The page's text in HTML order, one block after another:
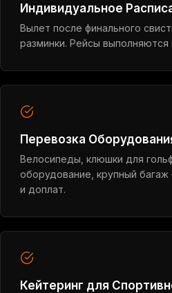
Индивидуальное
Вылет после финального
разминки. Рейсы
Перевозка
Велосипеды, клюшки для
оборудование, крупный
и доплат.
Кейтеринг для